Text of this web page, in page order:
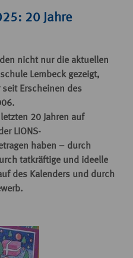
20 Jahre
nicht nur die aktuellen
Lembeck gezeigt,
Erscheinen des
20 Jahren auf
LIONS-
haben – durch
tatkräftige und ideelle
des Kalenders und durch